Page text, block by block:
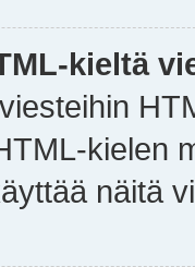
kieltä
kielen
näitä